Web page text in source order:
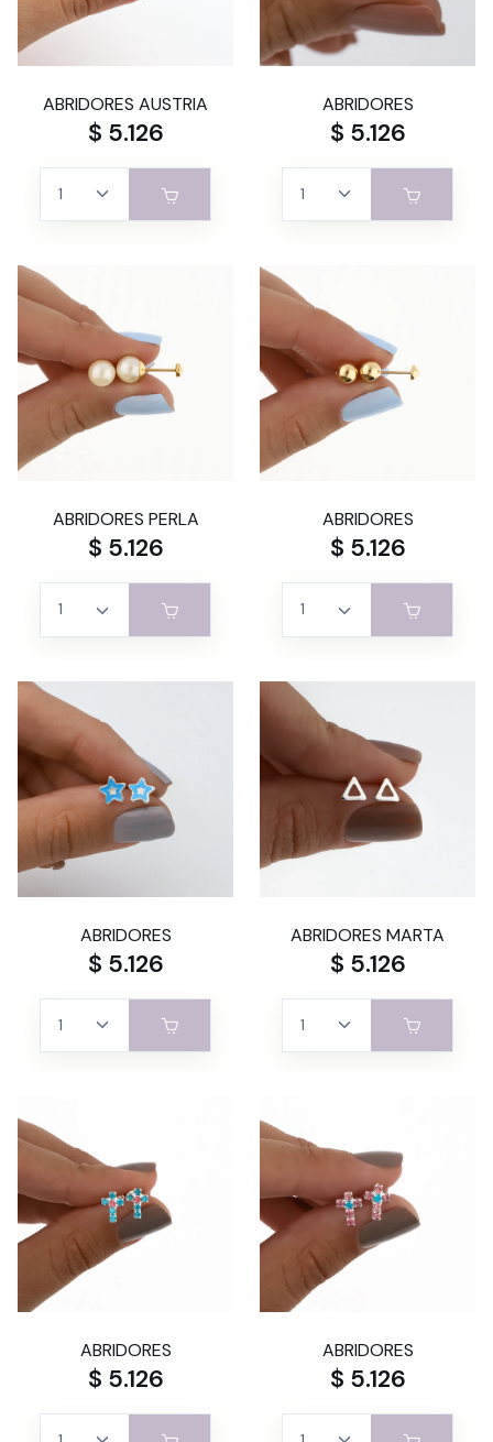
ABRIDORES AUSTRIA
$ 5.126
ABRIDORES
$ 5.126
ABRIDORES PERLA
$ 5.126
ABRIDORES
$ 5.126
ABRIDORES
$ 5.126
ABRIDORES MARTA
$ 5.126
ABRIDORES
$ 5.126
ABRIDORES
$ 5.126